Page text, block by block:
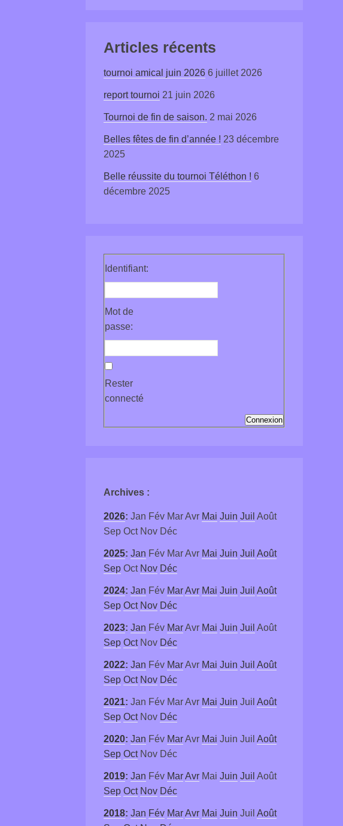
Articles récents
tournoi amical juin 2026 6 juillet 2026
report tournoi 21 juin 2026
Tournoi de fin de saison. 2 mai 2026
Belles fêtes de fin d’année ! 23 décembre
2025
Belle réussite du tournoi Téléthon ! 6
décembre 2025
Identifiant:
Mot de
passe:
Rester
connecté
Connexion
Archives :
2026: Jan Fév MarAvr Mai Juin Juil Août
Sep Oct Nov Déc
2025: Jan Fév MarAvr Mai Juin Juil Août
Sep Oct Nov Déc
2024: Jan Fév MarAvr Mai Juin Juil Août
Sep Oct Nov Déc
2023: Jan Fév MarAvr Mai Juin Juil Août
Sep Oct Nov Déc
2022: Jan Fév MarAvr Mai Juin Juil Août
Sep Oct Nov Déc
2021: Jan Fév MarAvr Mai Juin Juil Août
Sep Oct Nov Déc
2020: Jan Fév MarAvr Mai Juin Juil Août
Sep Oct Nov Déc
2019: Jan Fév MarAvr Mai Juin Juil Août
Sep Oct Nov Déc
2018: Jan Fév MarAvr Mai Juin Juil Août